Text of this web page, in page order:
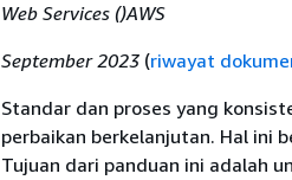
Web Services ()AWS
September 2023 (riwayat
Standar dan proses yang
perbaikan berkelanjutan. Hal ini
Tujuan dari panduan ini adalah